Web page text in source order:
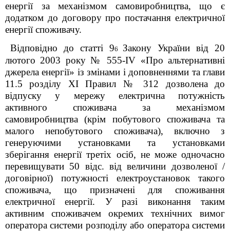
енергії за механізмом самовиробництва, що є
додатком до договору про постачання електричної
енергії споживачу.
Відповідно до статті 96 Закону України від 20
лютого 2003 року № 555-IV «Про альтернативні
джерела енергії» із змінами і доповненнями та глави
11.5 розділу XI Правил № 312 дозволена до
відпуску у мережу електрична потужність
активного споживача за механізмом
самовиробництва (крім побутового споживача та
малого непобутового споживача), включно з
генеруючими установками та установками
зберігання енергії третіх осіб, не може одночасно
перевищувати 50 відс. від величини дозволеної /
договірної) потужності електроустановок такого
споживача, що призначені для споживання
електричної енергії. У разі виконання таким
активним споживачем окремих технічних вимог
оператора системи розподілу або оператора системи